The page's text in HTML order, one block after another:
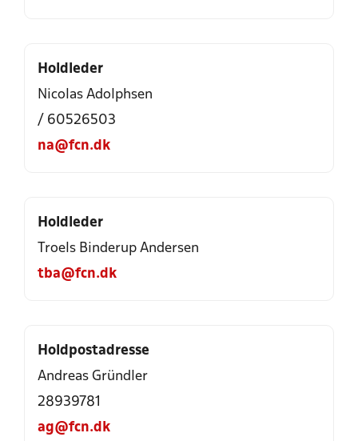
Holdleder
Nicolas Adolphsen
/ 60526503
na@fcn.dk
Holdleder
Troels Binderup Andersen
tba@fcn.dk
Holdpostadresse
Andreas Gründler
28939781
ag@fcn.dk